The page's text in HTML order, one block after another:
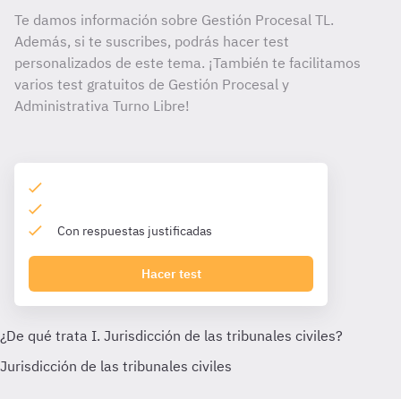
Te damos información sobre Gestión Procesal TL.
Además, si te suscribes, podrás hacer test
personalizados de este tema. ¡También te facilitamos
varios test gratuitos de Gestión Procesal y
Administrativa Turno Libre!
Con respuestas justificadas
Hacer test